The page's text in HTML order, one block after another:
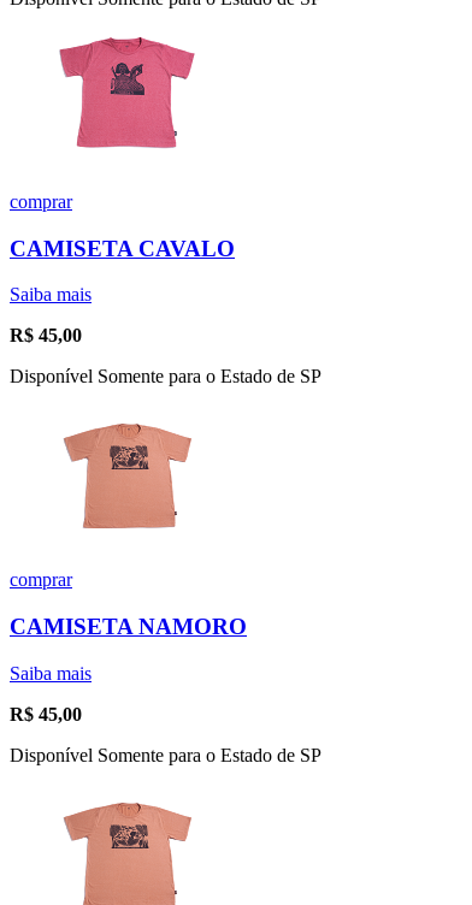
comprar
CAMISETA CAVALO
Saiba mais
R$ 45,00
Disponível Somente para o Estado de SP
comprar
CAMISETA NAMORO
Saiba mais
R$ 45,00
Disponível Somente para o Estado de SP